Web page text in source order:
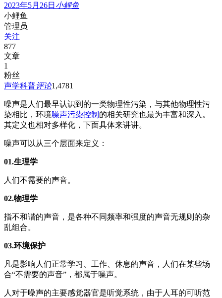
2023年5月26日 小鲤鱼
小鲤鱼
管理员
关注
877
文章
1
粉丝
声学科普评论1,4781
噪声是人们最早认识到的一类物理性污染，与其他物理性污
染相比，环境噪声污染控制 的相关研究也最为丰富和深入。
其定义也相对多样化，下面具体来讲讲。
噪声可以从三个层面来定义：
01.生理学
人们不需要的声音。
02.物理学
指不和谐的声音，是各种不同频率和强度的声音无规则的杂
乱组合。
03.环境保护
凡是影响人们正常学习、工作、休息的声音，人们在某些场
合“不需要的声音”，都属于噪声。
人对于噪声的主要感觉器官是听觉系统，由于人耳的可听范